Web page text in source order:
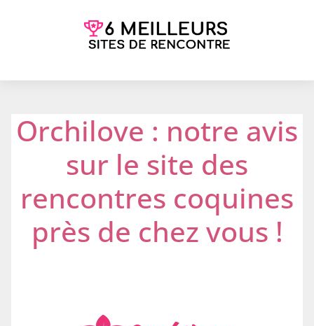
Orchilove : notre avis
sur le site des
rencontres coquines
près de chez vous !